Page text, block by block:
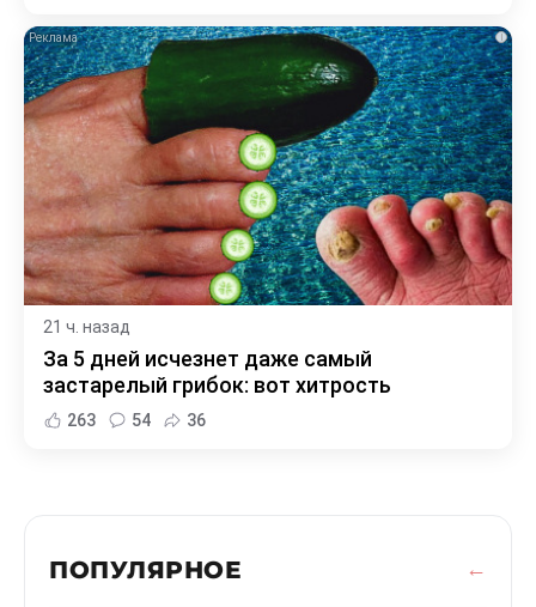
i
21 ч. назад
За 5 дней исчезнет даже самый
застарелый грибок: вот хитрость
263 54 36
ПОПУЛЯРНОЕ